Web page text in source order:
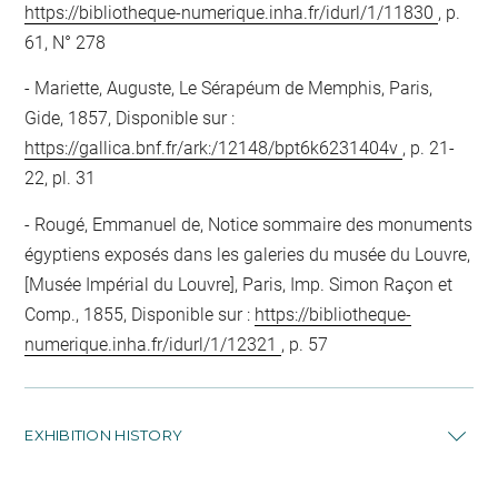
https://bibliotheque-numerique.inha.fr/idurl/1/11830 , p.
61, N° 278
Mariette, Auguste, Le Sérapéum de Memphis, Paris,
Gide, 1857, Disponible sur :
https://gallica.bnf.fr/ark:/12148/bpt6k6231404v , p. 21-
22, pl. 31
Rougé, Emmanuel de, Notice sommaire des monuments
égyptiens exposés dans les galeries du musée du Louvre,
[Musée Impérial du Louvre], Paris, Imp. Simon Raçon et
Comp., 1855, Disponible sur : https://bibliotheque-
numerique.inha.fr/idurl/1/12321 , p. 57
EXHIBITION HISTORY